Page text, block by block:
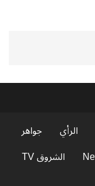
الرأي
جواهر
الشروق TV